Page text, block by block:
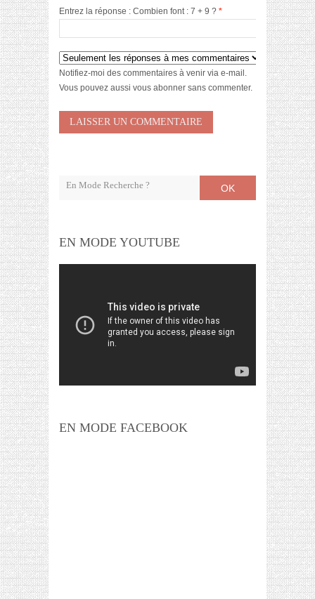
Entrez la réponse : Combien font : 7 + 9 ? *
Notifiez-moi des commentaires à venir via e-mail.
Vous pouvez aussi vous abonner sans commenter.
OK
EN MODE YOUTUBE
EN MODE FACEBOOK